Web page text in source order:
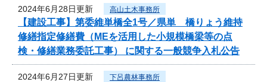
2024年6月28日更新 高山土木事務所
【建設工事】第委維単橋全1号／県単 橋りょう維持
修繕指定修繕費（MEを活用した小規模橋梁等の点
検・修繕業務委託工事） に関する一般競争入札公告
2024年6月27日更新 下呂農林事務所